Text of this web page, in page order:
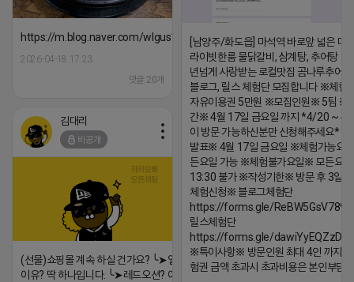
https://m.blog.naver.com/wlgus1647/224253846149
2026-04-18 17:23
댓글:20개
[남양주/화도읍] 마석역 바로앞 넓은 매
라이빗한룸 물닭갈비, 삼계탕, 추어탕 맛
년넘게 사랑받는 로컬맛집 곰나루추어
블로그, 릴스 체험단 모집합니다 ※체험
자유이용권 5만원 ※모집인원※ 5팀 ※
간※ 4월 17일 금요일 까지 *4/20 ~ 4/
이 방문 가능하신분만 신청해주세요* ※
발표※ 4월 17일 금요일 ※체험가능요
든요일 가능 ※체험불가요일※ 모든요
13:30 불가 ※작성기한※ 방문 후 3일
체험신청※ 블로그체험단
https://forms.gle/
릴스체험단
https://forms.gle/
※특이사항※ 방문인원 최대 4인 까지
험권 금액 초과시 초과비용은 본인부담
김대리
비공개
(선물)쇼핑몰 계속 하실 건가요? ╰➤열심히 해도 안되는
이유? 딱 하나입니다. ╰➤레드오션? 아니요! ╰➤모두 같은